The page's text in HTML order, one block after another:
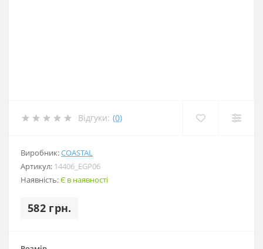
Відгуки: (0)
Виробник:COASTAL
Артикул: 14406_EGP06
Наявність:Є в наявності
582 грн.